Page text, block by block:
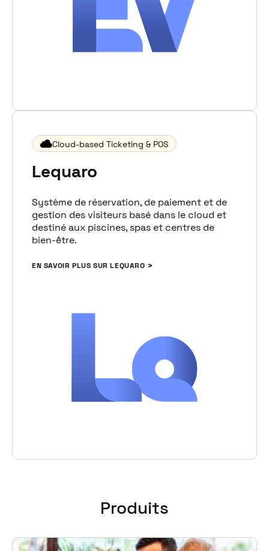
Cloud-based Ticketing & POS
Lequaro
Système de réservation, de paiement et de
gestion des visiteurs basé dans le cloud et
destiné aux piscines, spas et centres de
bien-être.
EN SAVOIR PLUS SUR LEQUARO
Produits